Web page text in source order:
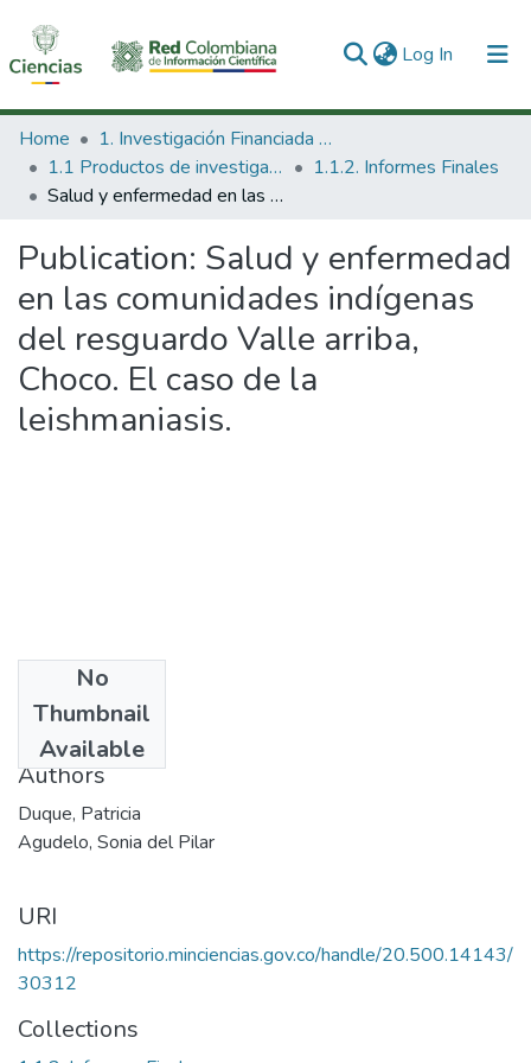
Log In (current)
Communities & Collections
All of DSpace
Home
1. Investigación Financiada con Recursos Públicos
1.1 Productos de investigación
1.1.2. Informes Finales
Salud y enfermedad en las comunidades indígenas del resguardo Valle arriba, Choco. El caso de la leishmaniasis.
Publication: Salud y enfermedad
en las comunidades indígenas
del resguardo Valle arriba,
Choco. El caso de la
leishmaniasis.
No
Thumbnail
Available
1998
Authors
Duque, Patricia
Agudelo, Sonia del Pilar
URI
https://repositorio.minciencias.gov.co/handle/20.500.14143/
30312
Collections